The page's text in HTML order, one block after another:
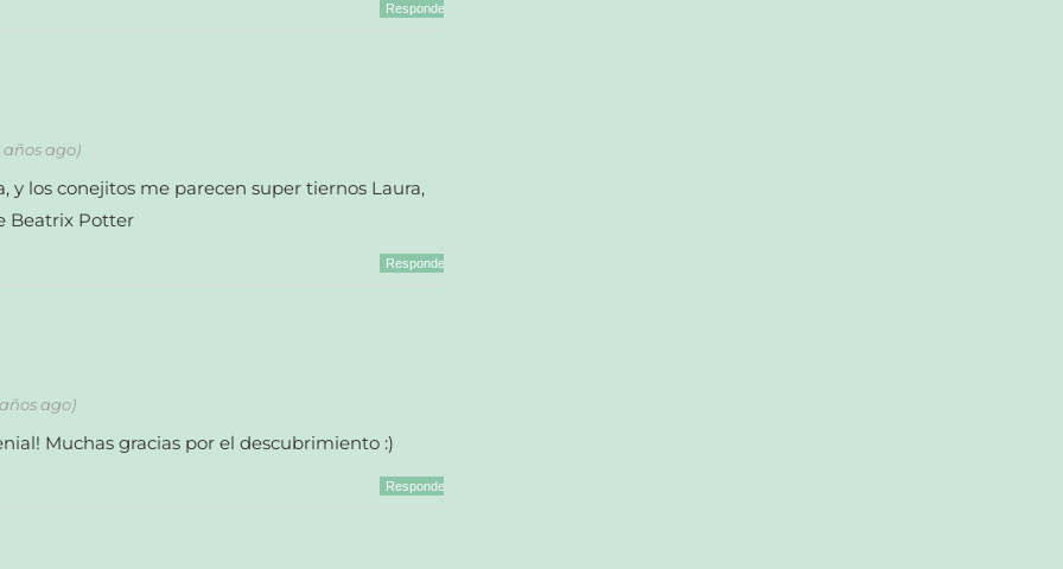
Responder
años ago)
y los conejitos me parecen super tiernos Laura,
Beatrix Potter
Responder
ago)
Muchas gracias por el descubrimiento :)
Responder